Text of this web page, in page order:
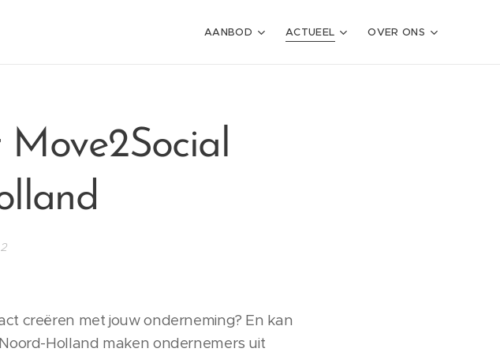
AANBOD ACTUEEL OVER ONS
creëren met jouw onderneming? En kan
Holland maken ondernemers uit